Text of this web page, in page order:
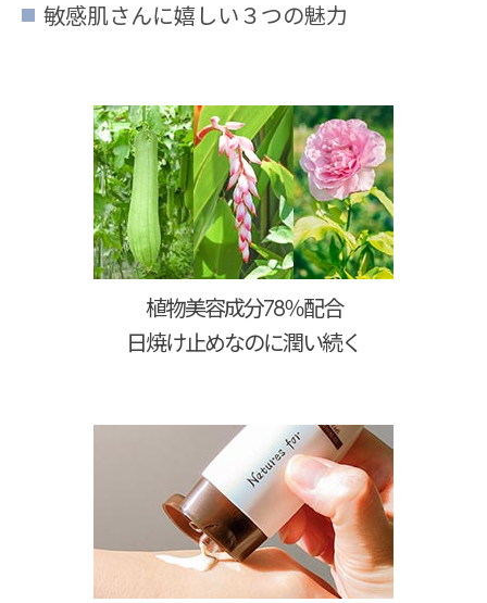
敏感肌さんに嬉しい３つの魅力
植物美容成分78％配合
日焼け止めなのに潤い続く